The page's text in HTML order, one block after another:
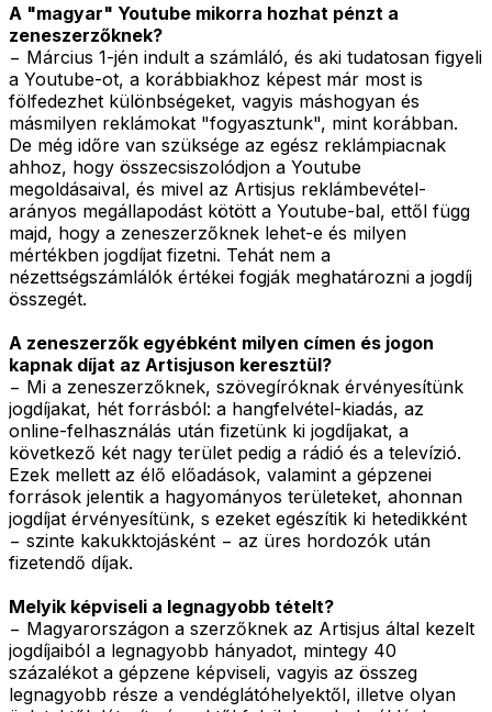
A "magyar" Youtube mikorra hozhat pénzt a
zeneszerzőknek?
− Március 1-jén indult a számláló, és aki tudatosan figyeli
a Youtube-ot, a korábbiakhoz képest már most is
fölfedezhet különbségeket, vagyis máshogyan és
másmilyen reklámokat "fogyasztunk", mint korábban.
De még időre van szüksége az egész reklámpiacnak
ahhoz, hogy összecsiszolódjon a Youtube
megoldásaival, és mivel az Artisjus reklámbevétel-
arányos megállapodást kötött a Youtube-bal, ettől függ
majd, hogy a zeneszerzőknek lehet-e és milyen
mértékben jogdíjat fizetni. Tehát nem a
nézettségszámlálók értékei fogják meghatározni a jogdíj
összegét.
A zeneszerzők egyébként milyen címen és jogon
kapnak díjat az Artisjuson keresztül?
− Mi a zeneszerzőknek, szövegíróknak érvényesítünk
jogdíjakat, hét forrásból: a hangfelvétel-kiadás, az
online-felhasználás után fizetünk ki jogdíjakat, a
következő két nagy terület pedig a rádió és a televízió.
Ezek mellett az élő előadások, valamint a gépzenei
források jelentik a hagyományos területeket, ahonnan
jogdíjat érvényesítünk, s ezeket egészítik ki hetedikként
− szinte kakukktojásként − az üres hordozók után
fizetendő díjak.
Melyik képviseli a legnagyobb tételt?
− Magyarországon a szerzőknek az Artisjus által kezelt
jogdíjaiból a legnagyobb hányadot, mintegy 40
százalékot a gépzene képviseli, vagyis az összeg
legnagyobb része a vendéglátóhelyektől, illetve olyan